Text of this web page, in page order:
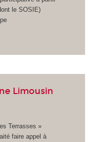
le SOSIE)
Limousin
Terrasses »
faire appel à